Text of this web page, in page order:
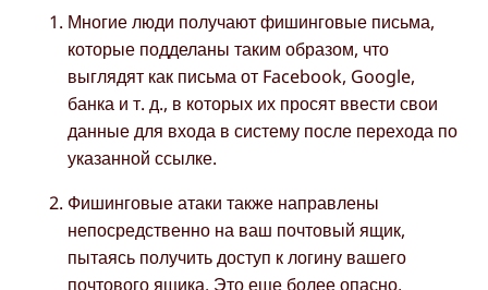
Многие люди получают фишинговые письма,
которые подделаны таким образом, что
выглядят как письма от Facebook, Google,
банка и т. д., в которых их просят ввести свои
данные для входа в систему после перехода по
указанной ссылке.
Фишинговые атаки также направлены
непосредственно на ваш почтовый ящик,
пытаясь получить доступ к логину вашего
почтового ящика. Это еще более опасно,